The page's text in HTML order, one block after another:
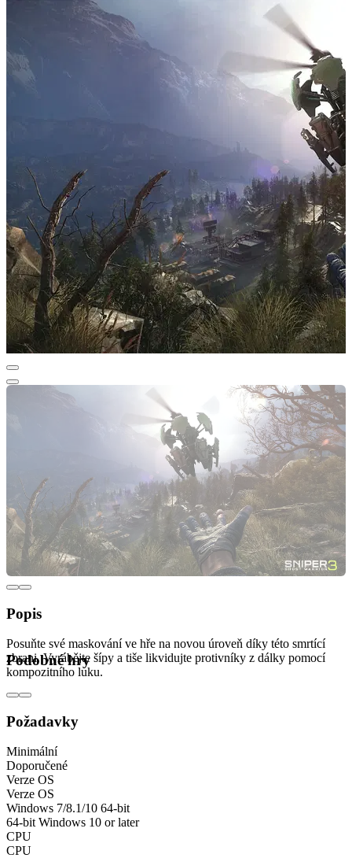
Popis
Posuňte své maskování ve hře na novou úroveň díky této smrtící
zbrani. Vyrábějte šípy a tiše likvidujte protivníky z dálky pomocí
kompozitního luku.
Podobné hry
Požadavky
Minimální
Doporučené
Verze OS
Verze OS
Windows 7/8.1/10 64-bit
64-bit Windows 10 or later
CPU
CPU